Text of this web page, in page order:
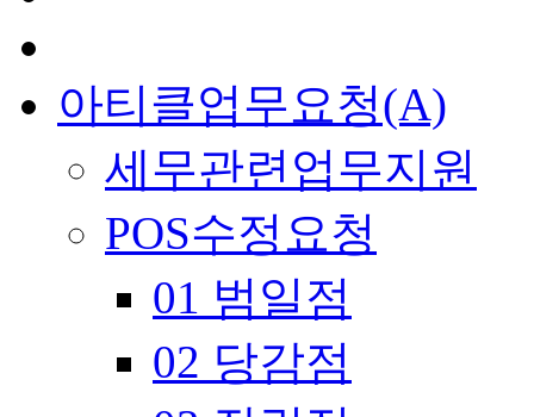
아티클업무요청(A)
세무관련업무지원
POS수정요청
01 범일점
02 당감점